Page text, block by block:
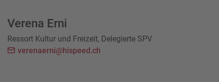
Verena Erni
Ressort Kultur und Freizeit, Delegierte SPV
verenaerni@hispeed.ch